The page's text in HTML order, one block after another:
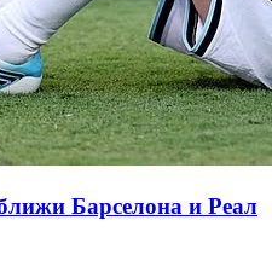
Барселона и Реал